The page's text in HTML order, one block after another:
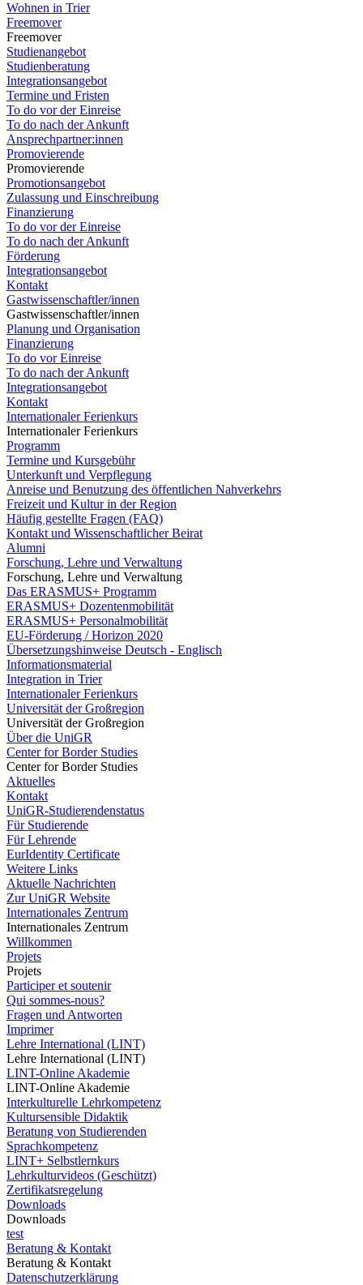
Wohnen in Trier
Freemover
Freemover
Studienangebot
Studienberatung
Integrationsangebot
Termine und Fristen
To do vor der Einreise
To do nach der Ankunft
Ansprechpartner:innen
Promovierende
Promovierende
Promotionsangebot
Zulassung und Einschreibung
Finanzierung
To do vor der Einreise
To do nach der Ankunft
Förderung
Integrationsangebot
Kontakt
Gastwissenschaftler/innen
Gastwissenschaftler/innen
Planung und Organisation
Finanzierung
To do vor Einreise
To do nach der Ankunft
Integrationsangebot
Kontakt
Internationaler Ferienkurs
Internationaler Ferienkurs
Programm
Termine und Kursgebühr
Unterkunft und Verpflegung
Anreise und Benutzung des öffentlichen Nahverkehrs
Freizeit und Kultur in der Region
Häufig gestellte Fragen (FAQ)
Kontakt und Wissenschaftlicher Beirat
Alumni
Forschung, Lehre und Verwaltung
Forschung, Lehre und Verwaltung
Das ERASMUS+ Programm
ERASMUS+ Dozentenmobilität
ERASMUS+ Personalmobilität
EU-Förderung / Horizon 2020
Übersetzungshinweise Deutsch - Englisch
Informationsmaterial
Integration in Trier
Internationaler Ferienkurs
Universität der Großregion
Universität der Großregion
Über die UniGR
Center for Border Studies
Center for Border Studies
Aktuelles
Kontakt
UniGR-Studierendenstatus
Für Studierende
Für Lehrende
EurIdentity Certificate
Weitere Links
Aktuelle Nachrichten
Zur UniGR Website
Internationales Zentrum
Internationales Zentrum
Willkommen
Projets
Projets
Participer et soutenir
Qui sommes-nous?
Fragen und Antworten
Imprimer
Lehre International (LINT)
Lehre International (LINT)
LINT-Online Akademie
LINT-Online Akademie
Interkulturelle Lehrkompetenz
Kultursensible Didaktik
Beratung von Studierenden
Sprachkompetenz
LINT+ Selbstlernkurs
Lehrkulturvideos (Geschützt)
Zertifikatsregelung
Downloads
Downloads
test
Beratung & Kontakt
Beratung & Kontakt
Datenschutzerklärung